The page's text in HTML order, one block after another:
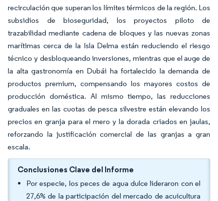
recirculación que superan los límites térmicos de la región. Los
subsidios de bioseguridad, los proyectos piloto de
trazabilidad mediante cadena de bloques y las nuevas zonas
marítimas cerca de la Isla Delma están reduciendo el riesgo
técnico y desbloqueando inversiones, mientras que el auge de
la alta gastronomía en Dubái ha fortalecido la demanda de
productos premium, compensando los mayores costos de
producción doméstica. Al mismo tiempo, las reducciones
graduales en las cuotas de pesca silvestre están elevando los
precios en granja para el mero y la dorada criados en jaulas,
reforzando la justificación comercial de las granjas a gran
escala.
Conclusiones Clave del Informe
Por especie, los peces de agua dulce lideraron con el
27,6% de la participación del mercado de acuicultura